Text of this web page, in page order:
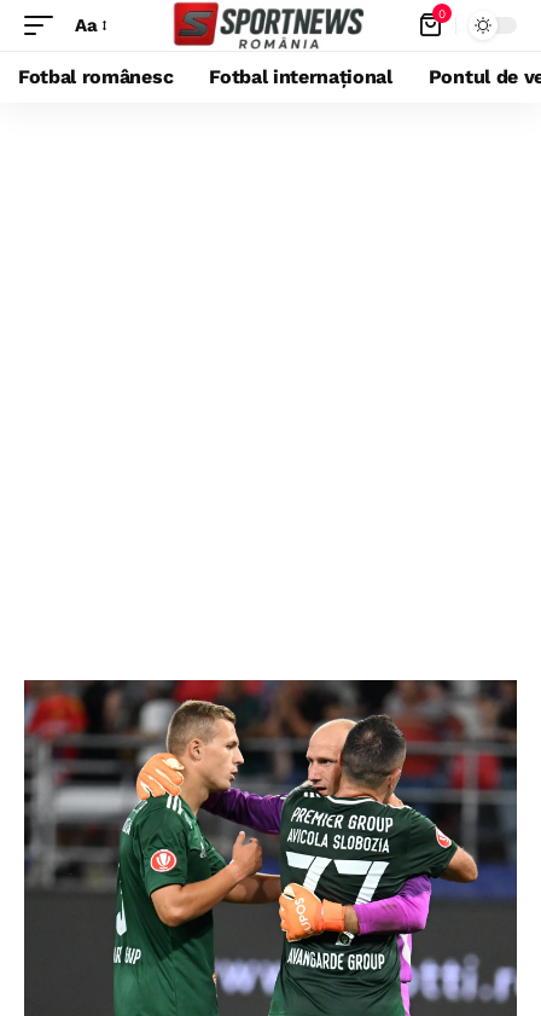
Aa 0
Fotbal românesc Fotbal internațional Pontul de